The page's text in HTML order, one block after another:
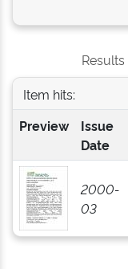
Item hits:
Preview
Issue
Date
2000-
03